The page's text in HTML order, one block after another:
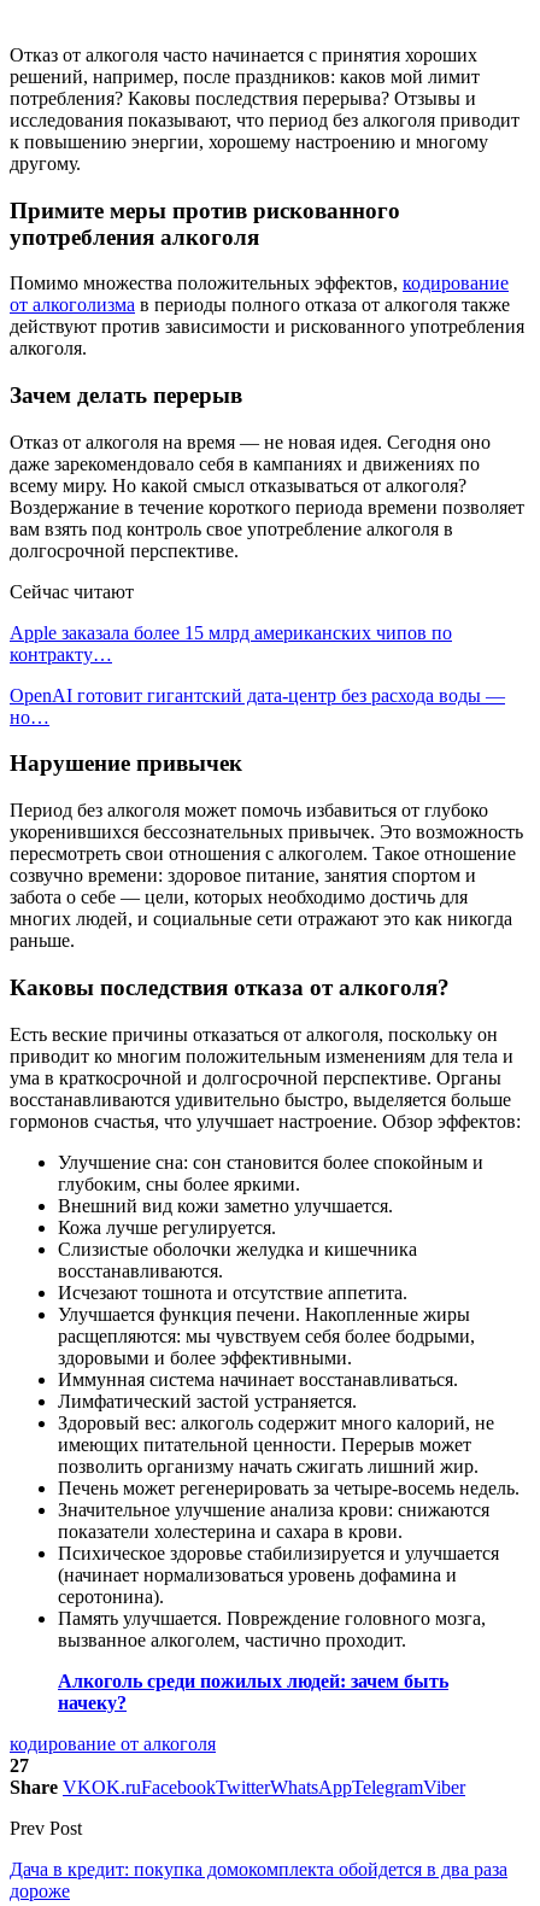
Отказ от алкоголя часто начинается с принятия хороших
решений, например, после праздников: каков мой лимит
потребления? Каковы последствия перерыва? Отзывы и
исследования показывают, что период без алкоголя приводит
к повышению энергии, хорошему настроению и многому
другому.
Примите меры против рискованного
употребления алкоголя
Помимо множества положительных эффектов, кодирование
от алкоголизма в периоды полного отказа от алкоголя также
действуют против зависимости и рискованного употребления
алкоголя.
Зачем делать перерыв
Отказ от алкоголя на время — не новая идея. Сегодня оно
даже зарекомендовало себя в кампаниях и движениях по
всему миру. Но какой смысл отказываться от алкоголя?
Воздержание в течение короткого периода времени позволяет
вам взять под контроль свое употребление алкоголя в
долгосрочной перспективе.
Сейчас читают
Apple заказала более 15 млрд американских чипов по
контракту…
OpenAI готовит гигантский дата-центр без расхода воды —
но…
Нарушение привычек
Период без алкоголя может помочь избавиться от глубоко
укоренившихся бессознательных привычек. Это возможность
пересмотреть свои отношения с алкоголем. Такое отношение
созвучно времени: здоровое питание, занятия спортом и
забота о себе — цели, которых необходимо достичь для
многих людей, и социальные сети отражают это как никогда
раньше.
Каковы последствия отказа от алкоголя?
Есть веские причины отказаться от алкоголя, поскольку он
приводит ко многим положительным изменениям для тела и
ума в краткосрочной и долгосрочной перспективе. Органы
восстанавливаются удивительно быстро, выделяется больше
гормонов счастья, что улучшает настроение. Обзор эффектов:
Улучшение сна: сон становится более спокойным и
глубоким, сны более яркими.
Внешний вид кожи заметно улучшается.
Кожа лучше регулируется.
Слизистые оболочки желудка и кишечника
восстанавливаются.
Исчезают тошнота и отсутствие аппетита.
Улучшается функция печени. Накопленные жиры
расщепляются: мы чувствуем себя более бодрыми,
здоровыми и более эффективными.
Иммунная система начинает восстанавливаться.
Лимфатический застой устраняется.
Здоровый вес: алкоголь содержит много калорий, не
имеющих питательной ценности. Перерыв может
позволить организму начать сжигать лишний жир.
Печень может регенерировать за четыре-восемь недель.
Значительное улучшение анализа крови: снижаются
показатели холестерина и сахара в крови.
Психическое здоровье стабилизируется и улучшается
(начинает нормализоваться уровень дофамина и
серотонина).
Память улучшается. Повреждение головного мозга,
вызванное алкоголем, частично проходит.
Алкоголь среди пожилых людей: зачем быть
начеку?
кодирование от алкоголя
27
Share VKOK.ruFacebookTwitterWhatsAppTelegramViber
Prev Post
Дача в кредит: покупка домокомплекта обойдется в два раза
дороже